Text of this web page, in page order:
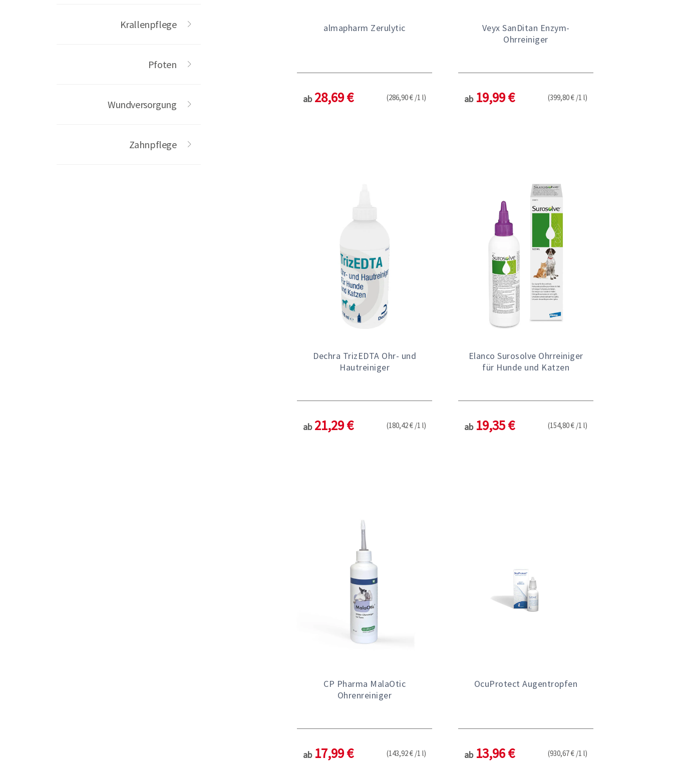
Krallenpflege
Pfoten
Wundversorgung
Zahnpflege
almapharm Zerulytic
ab 28,69 € (286,90 € /1 l)
Veyx SanDitan Enzym-
Ohrreiniger
ab 19,99 € (399,80 € /1 l)
Dechra TrizEDTA Ohr- und
Hautreiniger
ab 21,29 € (180,42 € /1 l)
Elanco Surosolve Ohrreiniger
für Hunde und Katzen
ab 19,35 € (154,80 € /1 l)
CP Pharma MalaOtic
Ohrenreiniger
ab 17,99 € (143,92 € /1 l)
OcuProtect Augentropfen
ab 13,96 € (930,67 € /1 l)